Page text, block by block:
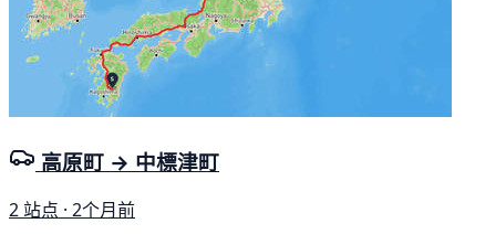
高原町 → 中標津町
2 站点 · 2个月前